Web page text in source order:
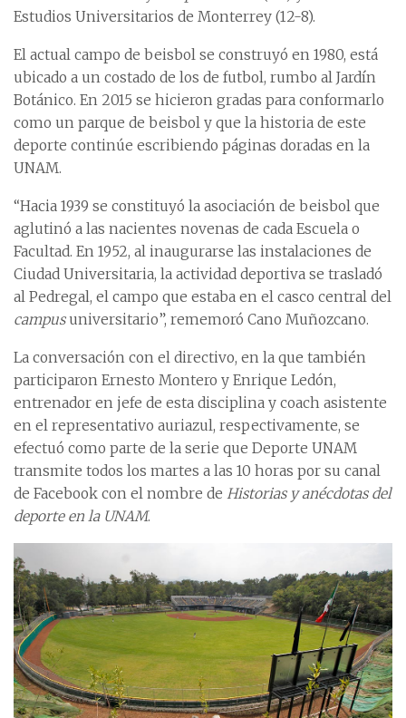
Estudios Universitarios de Monterrey (12-8).
El actual campo de beisbol se construyó en 1980, está
ubicado a un costado de los de futbol, rumbo al Jardín
Botánico. En 2015 se hicieron gradas para conformarlo
como un parque de beisbol y que la historia de este
deporte continúe escribiendo páginas doradas en la
UNAM.
“Hacia 1939 se constituyó la asociación de beisbol que
aglutinó a las nacientes novenas de cada Escuela o
Facultad. En 1952, al inaugurarse las instalaciones de
Ciudad Universitaria, la actividad deportiva se trasladó
al Pedregal, el campo que estaba en el casco central del
campusuniversitario”, rememoró Cano Muñozcano.
La conversación con el directivo, en la que también
participaron Ernesto Montero y Enrique Ledón,
entrenador en jefe de esta disciplina y coach asistente
en el representativo auriazul, respectivamente, se
efectuó como parte de la serie que Deporte UNAM
transmite todos los martes a las 10 horas por su canal
de Facebook con el nombre de Historias y anécdotas del
deporte en la UNAM.